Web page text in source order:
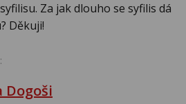
Za jak dlouho se syfilis dá
Děkuji!
Dogoši